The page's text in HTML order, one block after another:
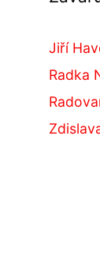
Jiří
Radka